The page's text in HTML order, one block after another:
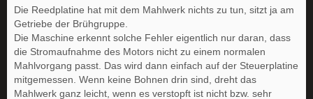
Die Reedplatine hat mit dem Mahlwerk nichts zu tun, sitzt ja am
Getriebe der Brühgruppe.
Die Maschine erkennt solche Fehler eigentlich nur daran, dass
die Stromaufnahme des Motors nicht zu einem normalen
Mahlvorgang passt. Das wird dann einfach auf der Steuerplatine
mitgemessen. Wenn keine Bohnen drin sind, dreht das
Mahlwerk ganz leicht, wenn es verstopft ist nicht bzw. sehr